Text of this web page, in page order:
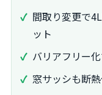
間取り変更で
ット
バリアフリー
窓サッシも断